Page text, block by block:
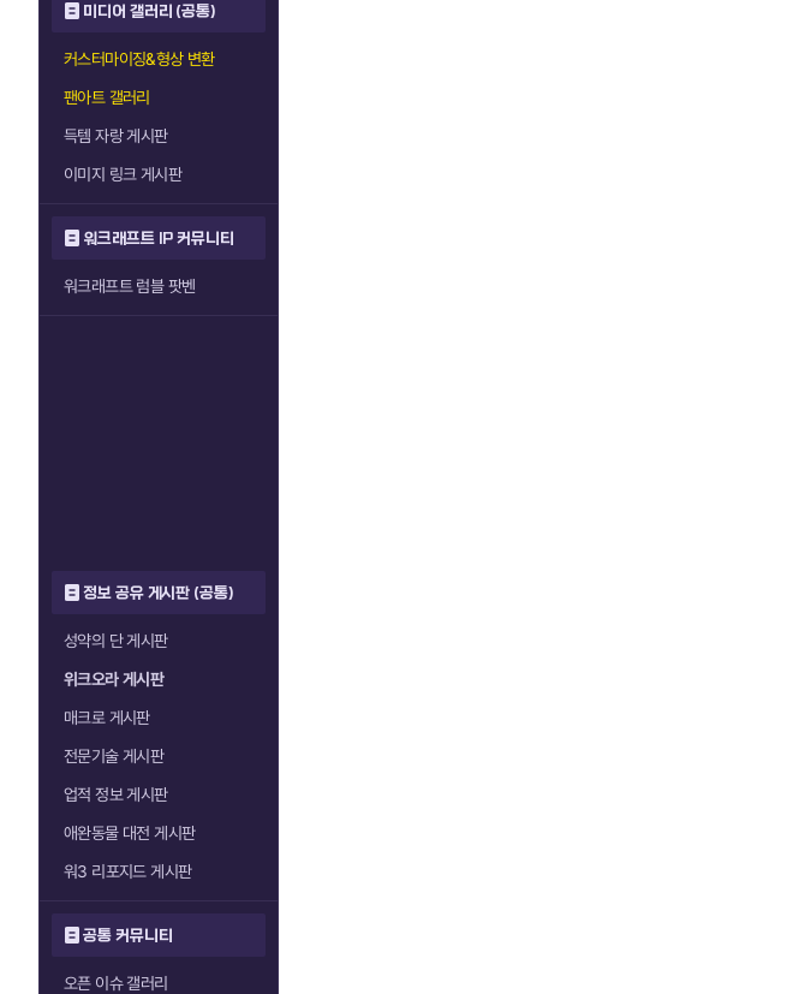
미디어 갤러리 (공통)
커스터마이징&형상 변환
팬아트 갤러리
득템 자랑 게시판
이미지 링크 게시판
워크래프트 IP 커뮤니티
워크래프트 럼블 팟벤
정보 공유 게시판 (공통)
성약의 단 게시판
위크오라 게시판
매크로 게시판
전문기술 게시판
업적 정보 게시판
애완동물 대전 게시판
워3 리포지드 게시판
공통 커뮤니티
오픈 이슈 갤러리